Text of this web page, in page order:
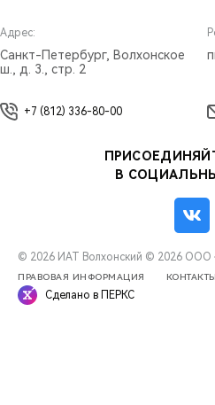
Адрес:
Санкт-Петербург, Волхонское
ш., д. 3., стр. 2
+7 (812) 336-80-00
В
© 2026 ИАТ Волхонский © 2026 ООО
ПРАВОВАЯ ИНФОРМАЦИЯ КОНТАКТЫ
Сделано в ПЕРКС